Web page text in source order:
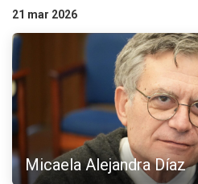
21 mar 2026
Micaela Alejandra Díaz